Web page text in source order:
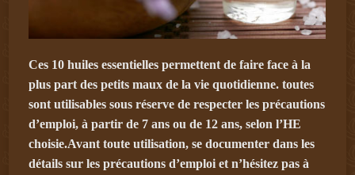
Ces 10 huiles essentielles permettent de faire face à la
plus part des petits maux de la vie quotidienne. toutes
sont utilisables sous réserve de respecter les précautions
d’emploi, à partir de 7 ans ou de 12 ans, selon l’HE
choisie.Avant toute utilisation, se documenter dans les
détails sur les précautions d’emploi et n’hésitez pas à